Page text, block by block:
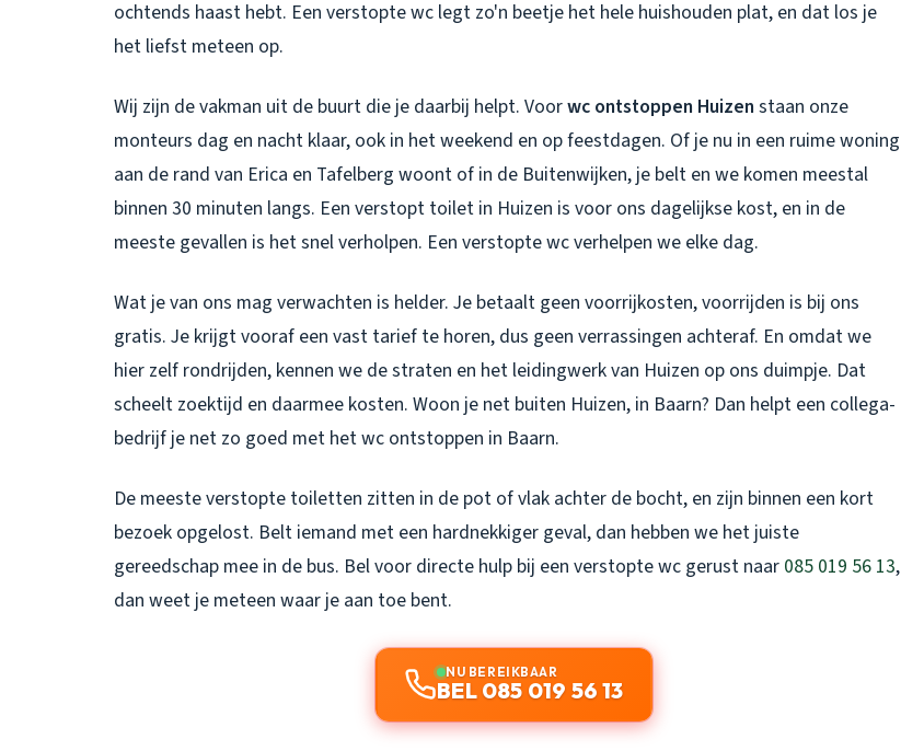
ochtends haast hebt. Een verstopte wc legt zo'n beetje het hele huishouden plat, en dat los je
het liefst meteen op.
Wij zijn de vakman uit de buurt die je daarbij helpt. Voorwc ontstoppen Huizen staan onze
monteurs dag en nacht klaar, ook in het weekend en op feestdagen. Of je nu in een ruime woning
aan de rand van Erica en Tafelberg woont of in de Buitenwijken, je belt en we komen meestal
binnen 30 minuten langs. Een verstopt toilet in Huizen is voor ons dagelijkse kost, en in de
meeste gevallen is het snel verholpen. Een verstopte wc verhelpen we elke dag.
Wat je van ons mag verwachten is helder. Je betaalt geen voorrijkosten, voorrijden is bij ons
gratis. Je krijgt vooraf een vast tarief te horen, dus geen verrassingen achteraf. En omdat we
hier zelf rondrijden, kennen we de straten en het leidingwerk van Huizen op ons duimpje. Dat
scheelt zoektijd en daarmee kosten. Woon je net buiten Huizen, in Baarn? Dan helpt een collega-
bedrijf je net zo goed met hetwc ontstoppen in Baarn.
De meeste verstopte toiletten zitten in de pot of vlak achter de bocht, en zijn binnen een kort
bezoek opgelost. Belt iemand met een hardnekkiger geval, dan hebben we het juiste
gereedschap mee in de bus. Bel voor directe hulp bij een verstopte wc gerust naar 085 019 56 13,
dan weet je meteen waar je aan toe bent.
NU BEREIKBAAR
BEL 085 019 56 13